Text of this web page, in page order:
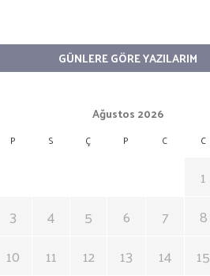
GÜNLERE GÖRE YAZILARIM
Ağustos 2026
P S Ç P C C
1
3
4 5 6 7 8
10
11 12 13 14 15